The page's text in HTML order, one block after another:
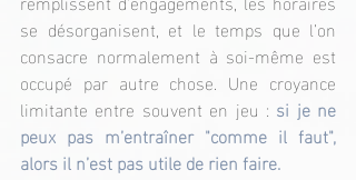
se désorganisent, et le temps que l’on
consacre normalement à soi-même est
occupé par autre chose. Une croyance
limitante entre souvent en jeu : si je ne
peux pas m’entraîner "comme il faut",
alors il n’est pas utile de rien faire.